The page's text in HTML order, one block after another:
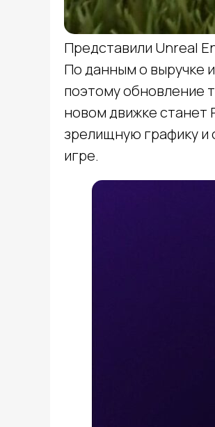
Представили Unreal
По данным о выручке
поэтому обновление
новом движке станет
зрелищную графику и
игре.